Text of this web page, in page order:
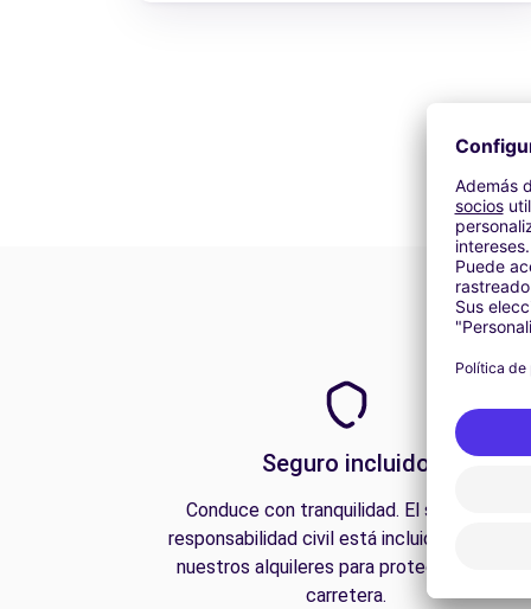
Seguro incluido
Conduce con tranquilidad. El seguro de
responsabilidad civil está incluido en todos
nuestros alquileres para protegerte en la
carretera.